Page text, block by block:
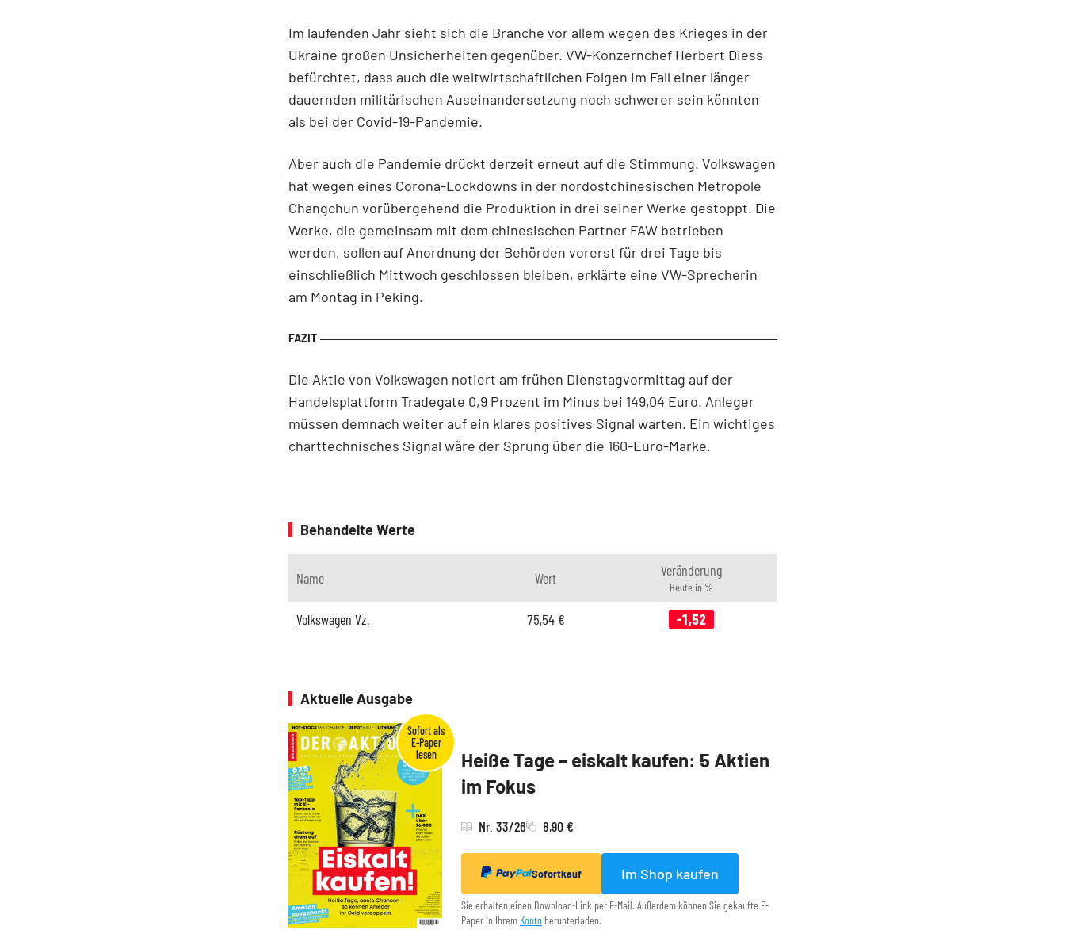
Im laufenden Jahr sieht sich die Branche vor allem wegen des Krieges in der
Ukraine großen Unsicherheiten gegenüber. VW-Konzernchef Herbert Diess
befürchtet, dass auch die weltwirtschaftlichen Folgen im Fall einer länger
dauernden militärischen Auseinandersetzung noch schwerer sein könnten
als bei der Covid-19-Pandemie.
Aber auch die Pandemie drückt derzeit erneut auf die Stimmung. Volkswagen
hat wegen eines Corona-Lockdowns in der nordostchinesischen Metropole
Changchun vorübergehend die Produktion in drei seiner Werke gestoppt. Die
Werke, die gemeinsam mit dem chinesischen Partner FAW betrieben
werden, sollen auf Anordnung der Behörden vorerst für drei Tage bis
einschließlich Mittwoch geschlossen bleiben, erklärte eine VW-Sprecherin
am Montag in Peking.
Die Aktie von Volkswagen notiert am frühen Dienstagvormittag auf der
Handelsplattform Tradegate 0,9 Prozent im Minus bei 149,04 Euro. Anleger
müssen demnach weiter auf ein klares positives Signal warten. Ein wichtiges
charttechnisches Signal wäre der Sprung über die 160-Euro-Marke.
Behandelte Werte
Name Wert Veränderung
Heute in %
Volkswagen Vz. 75,54€ -1,52
Aktuelle Ausgabe
Heiße Tage – eiskalt kaufen: 5 Aktien
im Fokus
Nr. 33/26 8,90 €
Sofortkauf Im Shop kaufen
Sie erhalten einen Download-Link per E-Mail. Außerdem können Sie gekaufte E-
Paper in Ihrem Konto herunterladen.